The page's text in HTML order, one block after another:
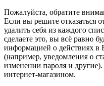
Пожалуйста, обратите
Если вы решите отказаться
удалить себя из каждого
сделаете это, вы всё равно
информацией о действиях в
(например, уведомления о
изменении пароля и
интернет-магазином.